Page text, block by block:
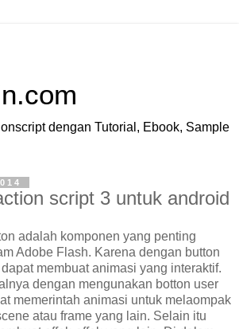
dengan Tutorial, Ebook, Sample
script 3 untuk android
adalah komponen yang penting
Adobe Flash. Karena dengan button
dapat membuat animasi yang interaktif.
dengan mengunakan botton user
memerintah animasi untuk melaompak
atau frame yang lain. Selain itu